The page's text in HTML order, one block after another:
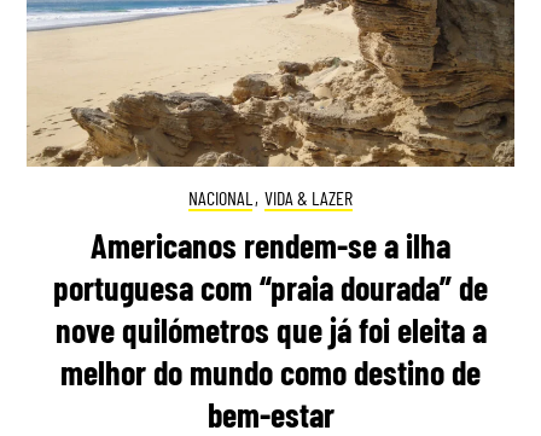
NACIONAL , VIDA & LAZER
Americanos rendem-se a ilha
portuguesa com “praia dourada” de
nove quilómetros que já foi eleita a
melhor do mundo como destino de
bem-estar